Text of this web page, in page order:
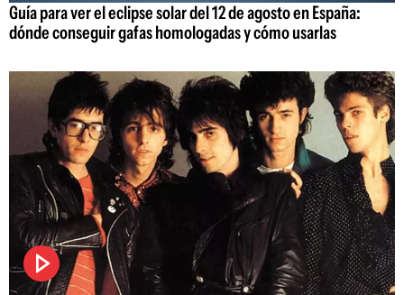
Guía para ver el eclipse solar del 12 de agosto en España:
dónde conseguir gafas homologadas y cómo usarlas